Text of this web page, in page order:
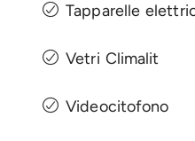
Tapparelle
Vetri Climalit
Videocitofono